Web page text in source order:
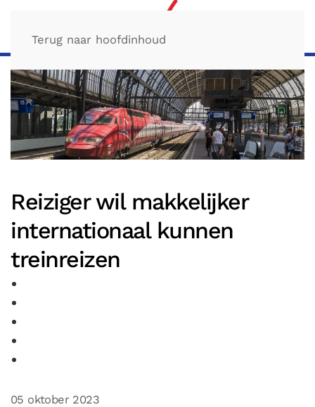
Terug naar hoofdinhoud
Reiziger wil makkelijker
internationaal kunnen
treinreizen
05 oktober 2023